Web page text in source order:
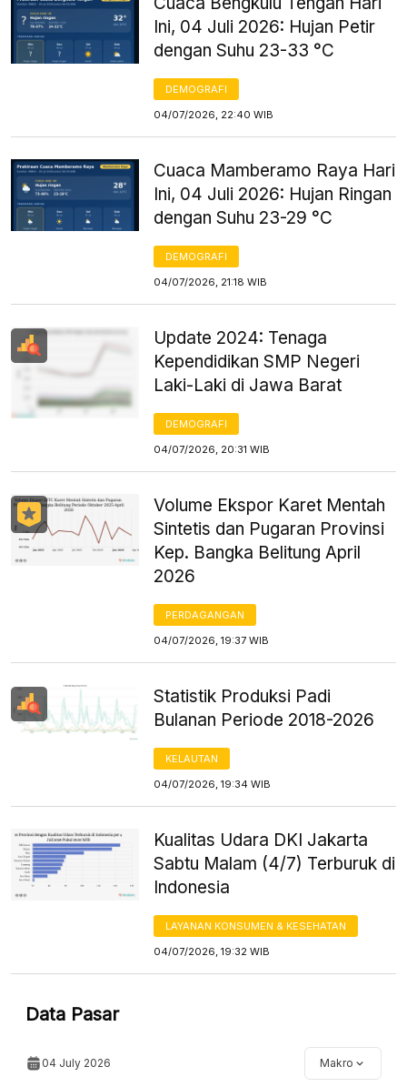
Ini, 04 Juli 2026: Hujan Petir
dengan Suhu 23-33 °C
DEMOGRAFI
04/07/2026, 22:40 WIB
Cuaca Mamberamo Raya Hari
Ini, 04 Juli 2026: Hujan Ringan
dengan Suhu 23-29 °C
DEMOGRAFI
04/07/2026, 21:18 WIB
Update 2024: Tenaga
Kependidikan SMP Negeri
Laki-Laki di Jawa Barat
DEMOGRAFI
04/07/2026, 20:31 WIB
Volume Ekspor Karet Mentah
Sintetis dan Pugaran Provinsi
Kep. Bangka Belitung April
2026
PERDAGANGAN
04/07/2026, 19:37 WIB
Statistik Produksi Padi
Bulanan Periode 2018-2026
KELAUTAN
04/07/2026, 19:34 WIB
Kualitas Udara DKI Jakarta
Sabtu Malam (4/7) Terburuk di
Indonesia
LAYANAN KONSUMEN & KESEHATAN
04/07/2026, 19:32 WIB
Data Pasar
04 July 2026 Makro